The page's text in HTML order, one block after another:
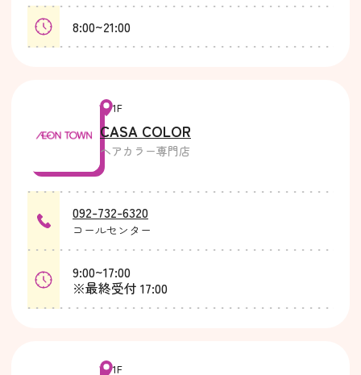
8:00~21:00
1F
CASA COLOR
ヘアカラー専門店
092-732-6320
コールセンター
9:00~17:00
※最終受付 17:00
1F